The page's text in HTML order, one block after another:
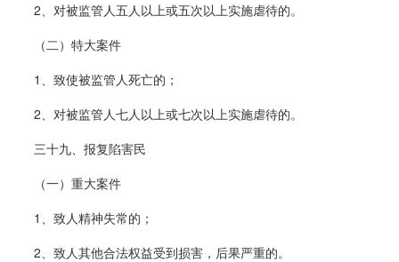
2、对被监管人五人以上或五次以上实施虐待的。
（二）特大案件
1、致使被监管人死亡的；
2、对被监管人七人以上或七次以上实施虐待的。
三十九、报复陷害民
（一）重大案件
1、致人精神失常的；
2、致人其他合法权益受到损害，后果严重的。